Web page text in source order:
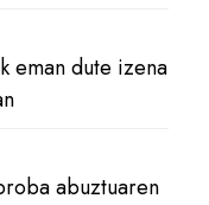
eman dute izena
abuztuaren